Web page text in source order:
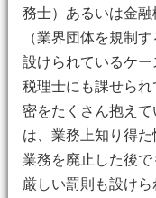
務士）あるいは金
（業界団体を規制
設けられているケ
税理士にも課せら
密をたくさん抱え
は、業務上知り得た
業務を廃止した後で
厳しい罰則も設け